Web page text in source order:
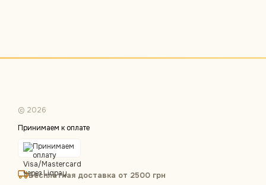
© 2026
Принимаем к оплате
Бесплатная доставка от 2500 грн